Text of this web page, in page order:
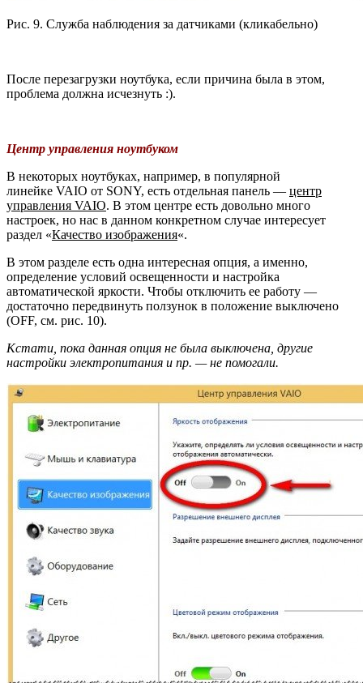
Рис. 9. Служба наблюдения за датчиками (кликабельно)
После перезагрузки ноутбука, если причина была в этом,
проблема должна исчезнуть :).
Центр управления ноутбуком
В некоторых ноутбуках, например, в популярной
линейке VAIO от SONY, есть отдельная панель — центр
управления VAIO. В этом центре есть довольно много
настроек, но нас в данном конкретном случае интересует
раздел «Качество изображения«.
В этом разделе есть одна интересная опция, а именно,
определение условий освещенности и настройка
автоматической яркости. Чтобы отключить ее работу —
достаточно передвинуть ползунок в положение выключено
(OFF, см. рис. 10).
Кстати, пока данная опция не была выключена, другие
настройки электропитания и пр. — не помогали.